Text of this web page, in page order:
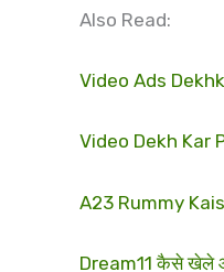
Also Read:
Video Ads
Video Dekh Kar
A23 Rummy
Dream11 कैसे खेले